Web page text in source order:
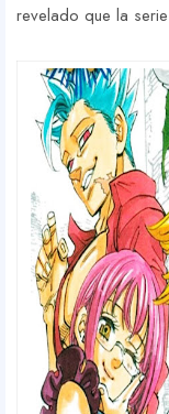
revelado que la serie